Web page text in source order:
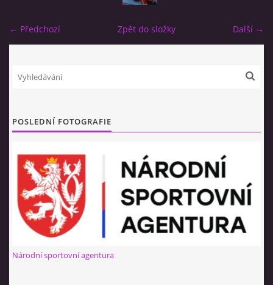
NÁBOR 2026
← Předchozí Další →
Zpět do složky
POSLEDNÍ FOTOGRAFIE
Národní sportovní agentura